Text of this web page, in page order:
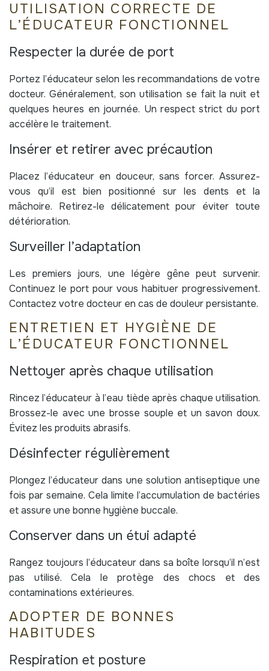
UTILISATION CORRECTE DE
L’ÉDUCATEUR FONCTIONNEL
Respecter la durée de port
Portez l’éducateur selon les recommandations de votre
docteur. Généralement, son utilisation se fait la nuit et
quelques heures en journée. Un respect strict du port
accélère le traitement.
Insérer et retirer avec précaution
Placez l’éducateur en douceur, sans forcer. Assurez-
vous qu’il est bien positionné sur les dents et la
mâchoire. Retirez-le délicatement pour éviter toute
détérioration.
Surveiller l’adaptation
Les premiers jours, une légère gêne peut survenir.
Continuez le port pour vous habituer progressivement.
Contactez votre docteur en cas de douleur persistante.
ENTRETIEN ET HYGIÈNE DE
L’ÉDUCATEUR FONCTIONNEL
Nettoyer après chaque utilisation
Rincez l’éducateur à l’eau tiède après chaque utilisation.
Brossez-le avec une brosse souple et un savon doux.
Évitez les produits abrasifs.
Désinfecter régulièrement
Plongez l’éducateur dans une solution antiseptique une
fois par semaine. Cela limite l’accumulation de bactéries
et assure une bonne hygiène buccale.
Conserver dans un étui adapté
Rangez toujours l’éducateur dans sa boîte lorsqu’il n’est
pas utilisé. Cela le protège des chocs et des
contaminations extérieures.
ADOPTER DE BONNES
HABITUDES
Respiration et posture